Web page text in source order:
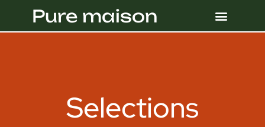
Pure maison
Selections